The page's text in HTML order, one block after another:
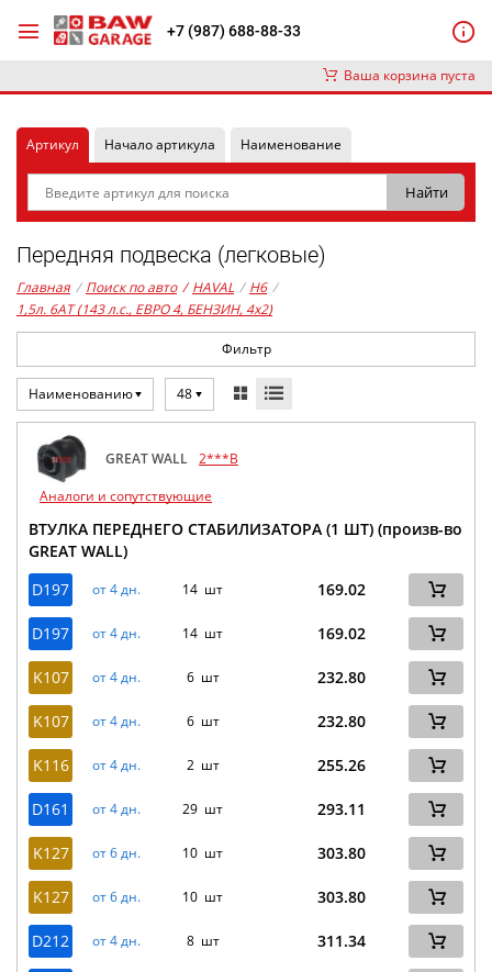
+7 (987) 688-88-33
Ваша корзина пуста
Артикул Начало артикула Наименование
Передняя подвеска (легковые)
Главная / Поиск по авто / HAVAL / H6 /
1,5л. 6AT (143 л.с., ЕВРО 4, БЕНЗИН, 4x2)
Фильтр
Наименованию 48
GREAT WALL 2***B
Аналоги и сопутствующие
ВТУЛКА ПЕРЕДНЕГО СТАБИЛИЗАТОРА (1 ШТ) (произв-во
GREAT WALL)
D197
от 4 дн. 14 шт 169.02
D197 от 4 дн. 14 шт 169.02
K107 от 4 дн. 6 шт 232.80
K107 от 4 дн. 6 шт 232.80
K116 от 4 дн. 2 шт 255.26
D161 от 4 дн. 29 шт 293.11
K127 от 6 дн. 10 шт 303.80
K127 от 6 дн. 10 шт 303.80
D212 от 4 дн. 8 шт 311.34